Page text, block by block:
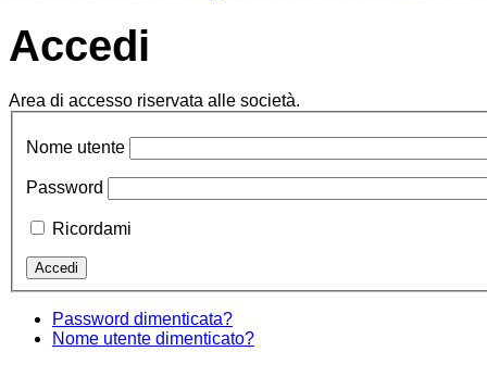
Accedi
Area di accesso riservata alle società.
Nome utente
Password
Ricordami
Password dimenticata?
Nome utente dimenticato?